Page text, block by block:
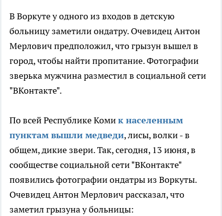
В Воркуте у одного из входов в детскую
больницу заметили ондатру. Очевидец Антон
Мерлович предположил, что грызун вышел в
город, чтобы найти пропитание. Фотографии
зверька мужчина разместил в социальной сети
"ВКонтакте".
По всей Республике Комик населенным
пунктам вышли медведи, лисы, волки - в
общем, дикие звери. Так, сегодня, 13 июня, в
сообществе социальной сети "ВКонтакте"
появились фотографии ондатры из Воркуты.
Очевидец Антон Мерлович рассказал, что
заметил грызуна у больницы: